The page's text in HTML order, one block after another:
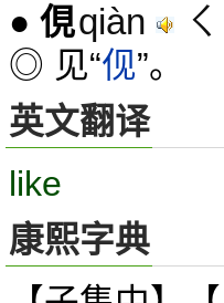
● 俔qiàn
◎ 见“伣”。
英文翻译
like
康熙字典